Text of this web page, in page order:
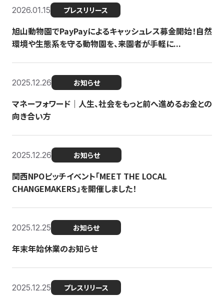
2026.01.15 プレスリリース
旭山動物園でPayPayによるキャッシュレス募金開始！自然
環境や生態系を守る動物園を、来園者が手軽に...
2025.12.26 お知らせ
マネーフォワード｜人生、社会をもっと前へ進めるお金との
向き合い方
2025.12.26 お知らせ
関西NPOピッチイベント「MEET THE LOCAL
CHANGEMAKERS」を開催しました！
2025.12.25 お知らせ
年末年始休業のお知らせ
2025.12.25 プレスリリース